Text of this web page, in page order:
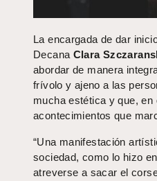
La encargada de dar
Decana Clara
abordar de manera
frívolo y ajeno a las
mucha estética y que,
acontecimientos que
“Una manifestación
sociedad, como lo hizo
atreverse a sacar el